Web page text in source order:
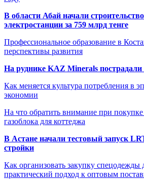
В области Абай начали
электростанции за 759 млрд тенге
Профессиональное образование в
перспективы развития
На руднике KAZ Minerals пострадали
Как меняется культура потребления в
экономии
На что обратить внимание при покупке
газоблока для коттеджа
В Астане начали тестовый запуск
стройки
Как организовать закупку спецодежды
практический подход к оптовым